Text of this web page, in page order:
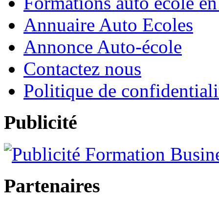
Annuaire Auto Ecoles
Annonce Auto-école
Contactez nous
Politique de
Publicité
Partenaires